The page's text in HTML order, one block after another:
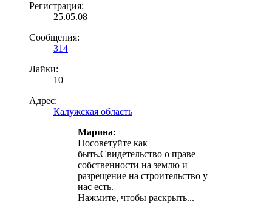
Регистрация:
25.05.08
Сообщения:
314
Лайки:
10
Адрес:
Калужская область
Марина:
Посоветуйте как
быть.Свидетельство о праве
собственности на землю и
разрещение на строительство у
нас есть.
Нажмите, чтобы раскрыть...